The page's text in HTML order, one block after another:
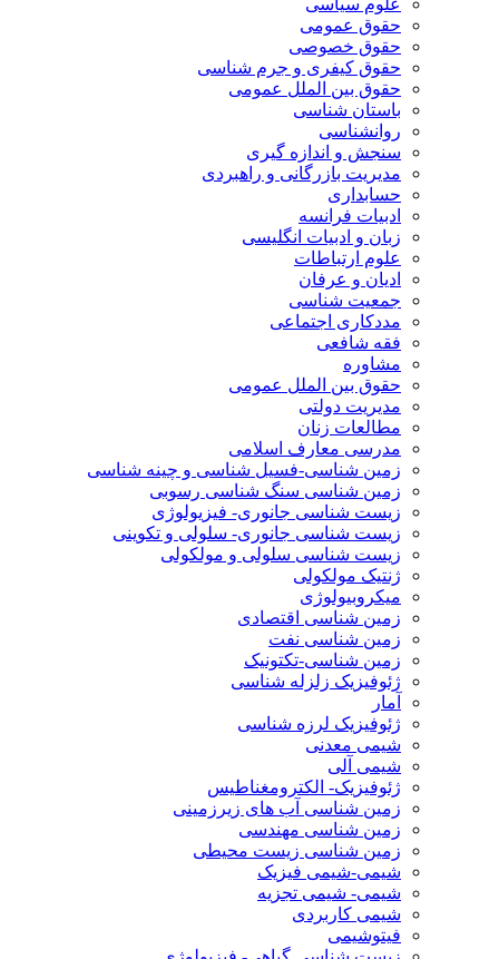
حقوق عمومی
حقوق خصوصی
حقوق کیفری و جرم شناسی
حقوق بین الملل عمومی
باستان شناسی
روانشناسی
سنجش و اندازه گیری
مدیریت بازرگانی و راهبردی
حسابداری
ادبیات فرانسه
زبان و ادبیات انگلیسی
علوم ارتباطات
ادیان و عرفان
جمعیت شناسی
مددکاری اجتماعی
فقه شافعی
مشاوره
حقوق بین الملل عمومی
مدیریت دولتی
مطالعات زنان
مدرسی معارف اسلامی
زمین شناسی-فسیل شناسی و چینه شناسی
زمین شناسی سنگ شناسی رسوبی
زیست شناسی جانوری- فیزیولوژی
زیست شناسی جانوری- سلولی و تکوینی
زیست شناسی سلولی و مولکولی
ژنتیک مولکولی
میکروبیولوژی
زمین شناسی اقتصادی
زمین شناسی نفت
زمین شناسی-تکتونیک
ژئوفیزیک زلزله شناسی
آمار
ژئوفیزیک لرزه شناسی
شیمی معدنی
شیمی آلی
ژئوفیزیک- الکترومغناطیس
زمین شناسی آب های زیرزمینی
زمین شناسی مهندسی
زمین شناسی زیست محیطی
شیمی-شیمی فیزیک
شیمی- شیمی تجزیه
شیمی کاربردی
فیتوشیمی